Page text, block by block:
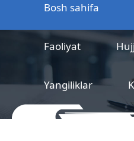
Bosh sahifa
Faoliyat
Yangiliklar